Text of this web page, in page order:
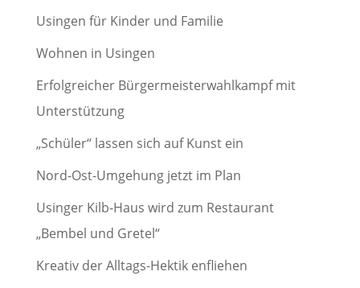
Usingen für Kinder und Familie
Wohnen in Usingen
Erfolgreicher Bürgermeisterwahlkampf mit
Unterstützung
„Schüler“ lassen sich auf Kunst ein
Nord-Ost-Umgehung jetzt im Plan
Usinger Kilb-Haus wird zum Restaurant
„Bembel und Gretel“
Kreativ der Alltags-Hektik enfliehen